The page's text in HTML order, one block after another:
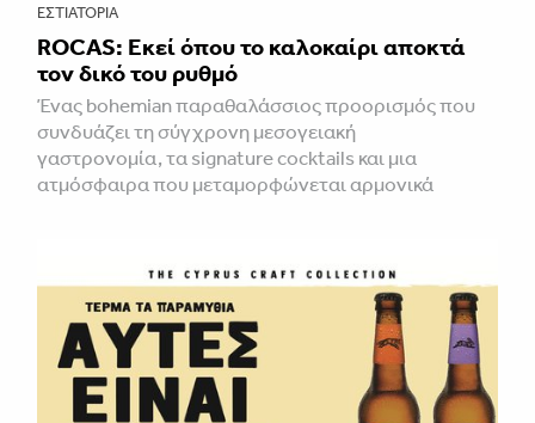
ΕΣΤΙΑΤΌΡΙΑ
ROCAS: Εκεί όπου το καλοκαίρι αποκτά
τον δικό του ρυθμό
Ένας bohemian παραθαλάσσιος προορισμός που
συνδυάζει τη σύγχρονη μεσογειακή
γαστρονομία, τα signature cocktails και μια
ατμόσφαιρα που μεταμορφώνεται αρμονικά